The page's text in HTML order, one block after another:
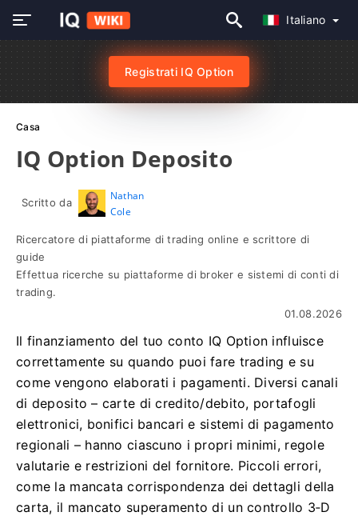
Italiano
Registrati IQ Option
Casa
IQ Option Deposito
Scritto da
Nathan
Cole
Ricercatore di piattaforme di trading online e scrittore di
guide
Effettua ricerche su piattaforme di broker e sistemi di conti di
trading.
01.08.2026
Il finanziamento del tuo conto IQ Option influisce
correttamente su quando puoi fare trading e su
come vengono elaborati i pagamenti. Diversi canali
di deposito – carte di credito/debito, portafogli
elettronici, bonifici bancari e sistemi di pagamento
regionali – hanno ciascuno i propri minimi, regole
valutarie e restrizioni del fornitore. Piccoli errori,
come la mancata corrispondenza dei dettagli della
carta, il mancato superamento di un controllo 3‑D